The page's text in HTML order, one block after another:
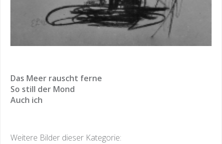
Das Meer rauscht ferne
So still der Mond
Auch ich
Weitere Bilder dieser Kategorie: